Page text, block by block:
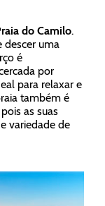
do Camilo.
descer uma
é
por
para relaxar e
também é
as suas
variedade de